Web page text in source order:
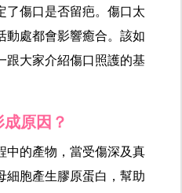
了傷口是否留疤。傷口太
動處都會影響癒合。該如
跟大家介紹傷口照護的基
原因？
中的產物，當受傷深及真
細胞產生膠原蛋白，幫助